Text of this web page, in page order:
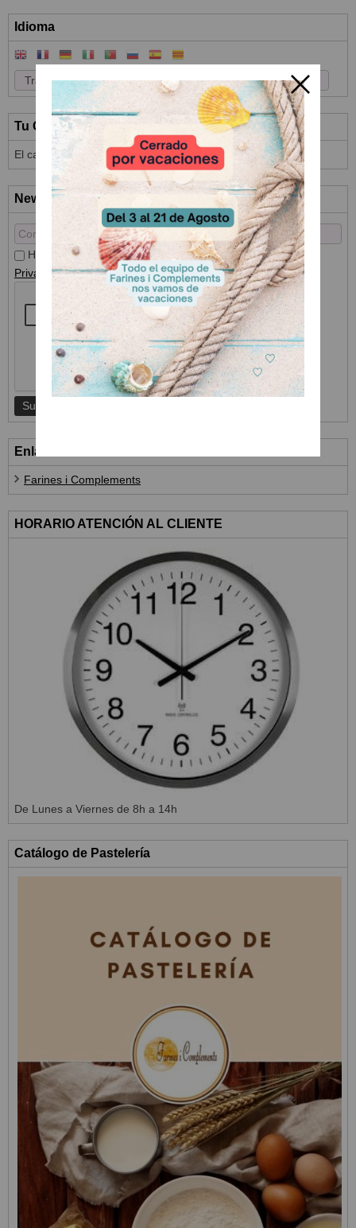
Idioma
Tu Carrito (0)
El carrito de la compra está vacío
Newsletter
He leído y acepto elTratamiento de datosy laPolítica de
Privacidad
Enlaces
Farines i Complements
HORARIO ATENCIÓN AL CLIENTE
De Lunes a Viernes de 8h a 14h
Catálogo de Pastelería